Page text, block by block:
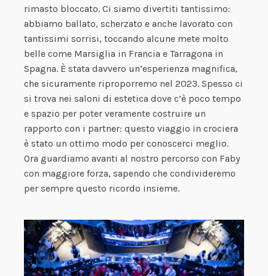
rimasto bloccato. Ci siamo divertiti tantissimo:
abbiamo ballato, scherzato e anche lavorato con
tantissimi sorrisi, toccando alcune mete molto
belle come Marsiglia in Francia e Tarragona in
Spagna. È stata davvero un’esperienza magnifica,
che sicuramente riproporremo nel 2023. Spesso ci
si trova nei saloni di estetica dove c’è poco tempo
e spazio per poter veramente costruire un
rapporto con i partner: questo viaggio in crociera
è stato un ottimo modo per conoscerci meglio.
Ora guardiamo avanti al nostro percorso con Faby
con maggiore forza, sapendo che condivideremo
per sempre questo ricordo insieme.